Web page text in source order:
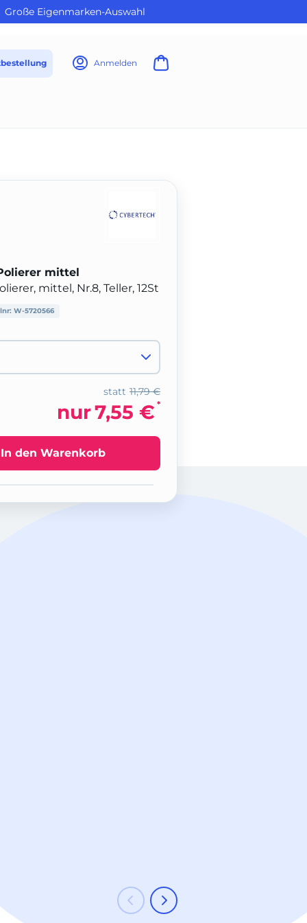
Große Eigenmarken-Auswahl
Anmelden
mittel
mittel, Nr.8, Teller, 12St
W-5720566
11,79 €
statt
nur7,55 € *
In den Warenkorb